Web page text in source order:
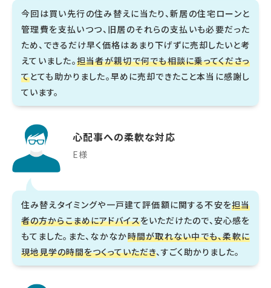
今回は買い先行の住み替えに当たり、新居の住宅ローンと
管理費を支払いつつ、旧居のそれらの支払いも必要だった
ため、できるだけ早く価格はあまり下げずに売却したいと考
えていました。担当者が親切で何でも相談に乗ってくださっ
てとても助かりました。早めに売却できたこと本当に感謝し
ています。
心配事への柔軟な対応
E様
住み替えタイミングや一戸建て評価額に関する不安を担当
者の方からこまめにアドバイスをいただけたので、安心感を
もてました。また、なかなか時間が取れない中でも、柔軟に
現地見学の時間をつくっていただき、すごく助かりました。